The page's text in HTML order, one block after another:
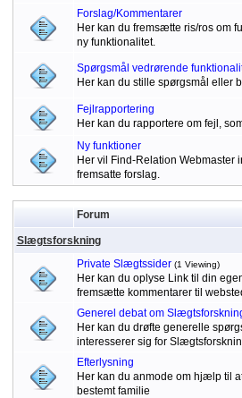
Forslag/Kommentarer
Her kan du fremsætte ris/ros om
ny funktionalitet.
Spørgsmål vedrørende
Her kan du stille spørgsmål eller
Fejlrapportering
Her kan du rapportere om fejl,
Ny funktioner
Her vil Find-Relation
fremsatte forslag.
Forum
Slægtsforskning
Private Slægtssider (1 Viewing)
Her kan du oplyse Link til din
fremsætte kommentarer til
Generel debat om
Her kan du drøfte generelle
interesserer sig for
Efterlysning
Her kan du anmode om hjælp til
bestemt familie